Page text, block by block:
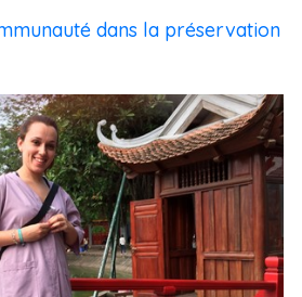
dans la préservation